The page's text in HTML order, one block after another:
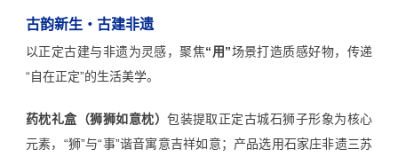
古韵新生・古建非遗
以正定古建与非遗为灵感，聚焦“用”场景打造质感好物，传递
“自在正定”的生活美学。
药枕礼盒（狮狮如意枕）包装提取正定古城石狮子形象为核心
元素，“狮”与“事”谐音寓意吉祥如意；产品选用石家庄非遗三苏